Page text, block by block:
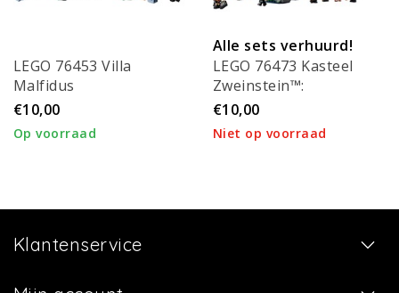
LEGO 76453 Villa
Malfidus
€10,00
Op voorraad
Alle sets verhuurd!
LEGO 76473 Kasteel
Zweinstein™:
Oostvleugel
€10,00
Niet op voorraad
Klantenservice